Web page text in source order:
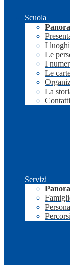
Scuola
I luoghi
Le
I
Le
La
Contatti
Servizi